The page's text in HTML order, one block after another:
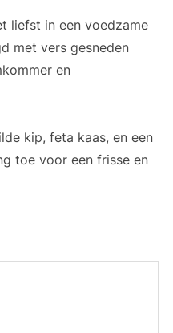
liefst in een voedzame
met vers gesneden
en
kip, feta kaas, en een
toe voor een frisse en